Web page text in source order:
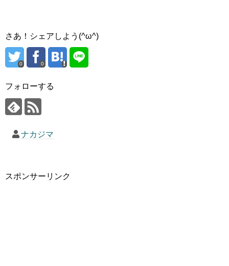
さあ！シェアしよう(^ω^)
0 0
フォローする
ナカジマ
スポンサーリンク